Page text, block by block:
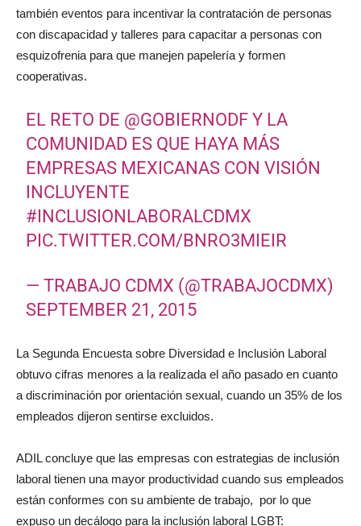
también eventos para incentivar la contratación de personas
con discapacidad y talleres para capacitar a personas con
esquizofrenia para que manejen papelería y formen
cooperativas.
EL RETO DE @GOBIERNODF Y LA
COMUNIDAD ES QUE HAYA MÁS
EMPRESAS MEXICANAS CON VISIÓN
INCLUYENTE
#INCLUSIONLABORALCDMX
PIC.TWITTER.COM/BNRO3MIEIR
— TRABAJO CDMX (@TRABAJOCDMX)
SEPTEMBER 21, 2015
La Segunda Encuesta sobre Diversidad e Inclusión Laboral
obtuvo cifras menores a la realizada el año pasado en cuanto
a discriminación por orientación sexual, cuando un 35% de los
empleados dijeron sentirse excluidos.
ADIL concluye que las empresas con estrategias de inclusión
laboral tienen una mayor productividad cuando sus empleados
están conformes con su ambiente de trabajo, por lo que
expuso un decálogo para la inclusión laboral LGBT: